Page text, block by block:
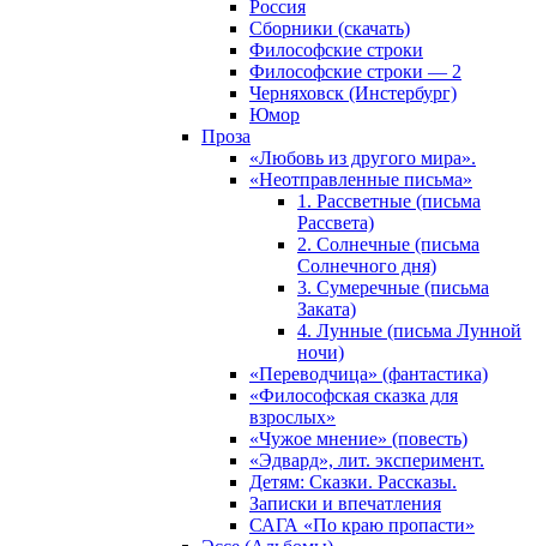
Россия
Сборники (скачать)
Философские строки
Философские строки — 2
Черняховск (Инстербург)
Юмор
Проза
«Любовь из другого мира».
«Неотправленные письма»
1. Рассветные (письма
Рассвета)
2. Солнечные (письма
Солнечного дня)
3. Сумеречные (письма
Заката)
4. Лунные (письма Лунной
ночи)
«Переводчица» (фантастика)
«Философская сказка для
взрослых»
«Чужое мнение» (повесть)
«Эдвард», лит. эксперимент.
Детям: Сказки. Рассказы.
Записки и впечатления
САГА «По краю пропасти»